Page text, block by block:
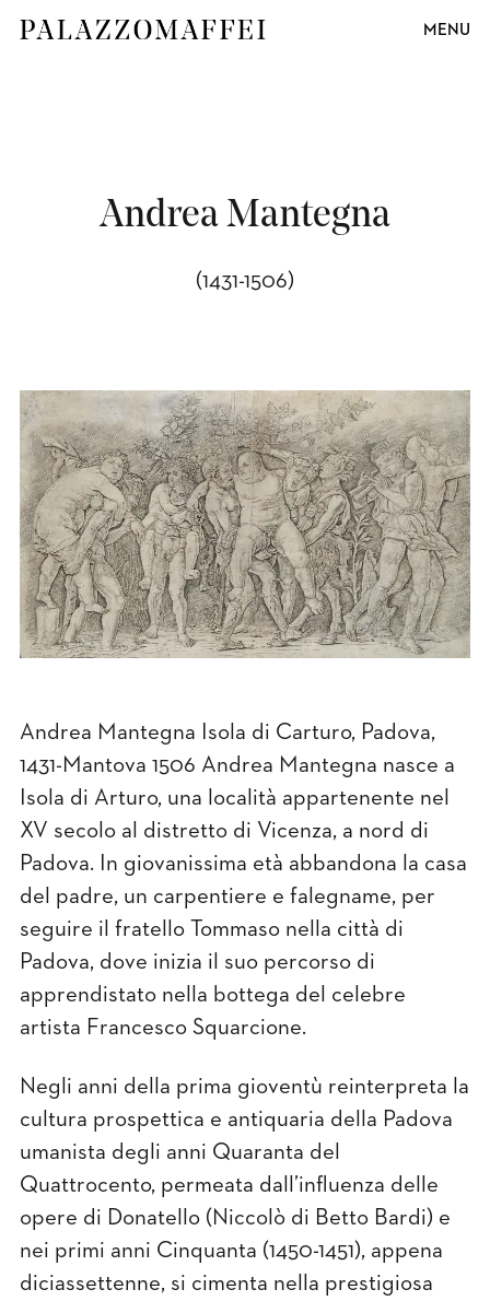
MENU
Andrea Mantegna
(1431-1506)
Andrea Mantegna Isola di Carturo, Padova,
1431-Mantova 1506 Andrea Mantegna nasce a
Isola di Arturo, una località appartenente nel
XV secolo al distretto di Vicenza, a nord di
Padova. In giovanissima età abbandona la casa
del padre, un carpentiere e falegname, per
seguire il fratello Tommaso nella città di
Padova, dove inizia il suo percorso di
apprendistato nella bottega del celebre
artista Francesco Squarcione.
Negli anni della prima gioventù reinterpreta la
cultura prospettica e antiquaria della Padova
umanista degli anni Quaranta del
Quattrocento, permeata dall’inﬂuenza delle
opere di Donatello (Niccolò di Betto Bardi) e
nei primi anni Cinquanta (1450-1451), appena
diciassettenne, si cimenta nella prestigiosa